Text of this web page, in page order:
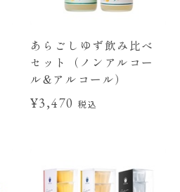
あらごしゆず飲み比べ
セット（ノンアルコー
ル&アルコール）
¥3,470 税込